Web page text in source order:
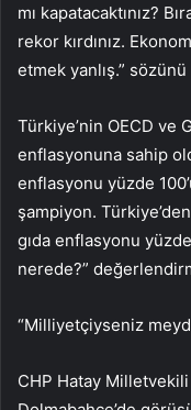
mı kapatacaktınız?
rekor kırdınız.
etmek yanlış.” sözünü
Türkiye’nin OECD ve
enflasyonuna sahip
enflasyonu yüzde
şampiyon.
gıda enflasyonu
nerede?”
“Milliyetçiyseniz
CHP Hatay Milletvekili